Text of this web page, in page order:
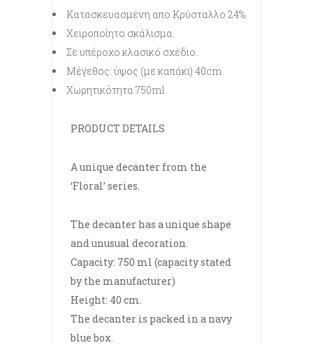
Κατασκευασμένη απο Κρύσταλλο 24%.
Χειροποίητο σκάλισμα.
Σε υπέροχο κλασικό σχέδιο.
Μέγεθος: ύψος (με καπάκι) 40cm
Χωρητικότητα 750ml.
PRODUCT DETAILS
A unique decanter from the
‘Floral’ series.
The decanter has a unique shape
and unusual decoration.
Capacity: 750 ml (capacity stated
by the manufacturer)
Height: 40 cm.
The decanter is packed in a navy
blue box.